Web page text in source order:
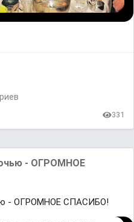
331
- ОГРОМНОЕ
- ОГРОМНОЕ СПАСИБО!